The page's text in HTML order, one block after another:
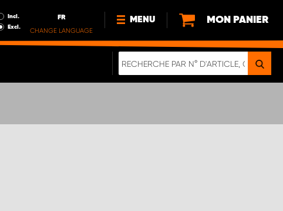
Incl.
Excl.
FR
CHANGE LANGUAGE
MENU
NOUVEAUTÉS
MON PANIER